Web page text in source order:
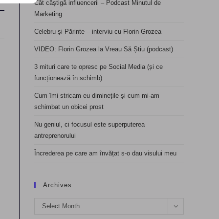
Cât câștigă influencerii – Podcast Minutul de
Marketing
Celebru și Părinte – interviu cu Florin Grozea
VIDEO: Florin Grozea la Vreau Să Știu (podcast)
3 mituri care te opresc pe Social Media (și ce
funcționează în schimb)
Cum îmi stricam eu diminețile și cum mi-am
schimbat un obicei prost
Nu geniul, ci focusul este superputerea
antreprenorului
Încrederea pe care am învățat s-o dau visului meu
Archives
Archives
Select Month